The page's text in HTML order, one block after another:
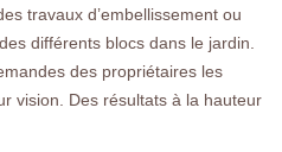
travaux d’embellissement ou
différents blocs dans le jardin.
des propriétaires les
vision. Des résultats à la hauteur